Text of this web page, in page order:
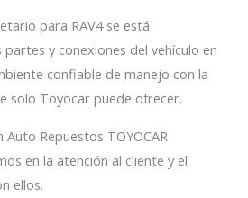
para RAV4 se está
y conexiones del vehículo en
confiable de manejo con la
solo Toyocar puede ofrecer.
Repuestos TOYOCAR
en la atención al cliente y el
ellos.